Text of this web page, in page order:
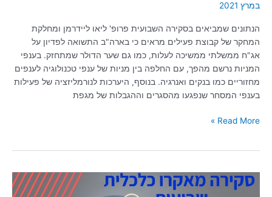
במרץ 2021
הנתונים שמביאים בסקירה השבועית פרופ' ליאו ליידרמן ומחלקת
המחקר של קבוצת פעילים מראים כי בארה"ב התשואה לפדיון על
אג"ח ממשלתי ממשיכה לעלות, כמו גם שער הדולר שמתחזק. בענפי
המניות נרשם מהפך, עם החלפה בין מניות של ענפי טכנולוגיה לענפים
מחזוריים כמו בנקים ואנרגיה. בנוסף, היערכות לנורמליזציה של פעילות
בענפי המסחר שנפגעו מהסגרים וההגבלות של מגפת
Read More »
סקירה
שבועית